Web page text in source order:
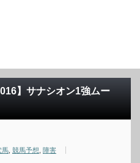
】サナシオン1強ムー
馬 競馬予想 障害